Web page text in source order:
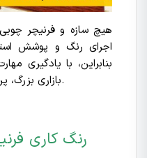
هیچ سازه و فرنیچر
اجرای رنگ و پوشش
بنابراین، با یادگیری
بازاری بزرگ، پر مشغله و پول ساز خواهید کرد.
رنگ کاری